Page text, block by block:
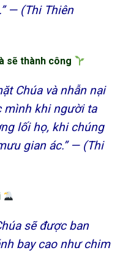
— (Thi Thiên
sẽ thành công
Chúa và nhẫn nại
mình khi người ta
lối họ, khi chúng
gian ác.”— (Thi
sẽ được ban
bay cao như chim